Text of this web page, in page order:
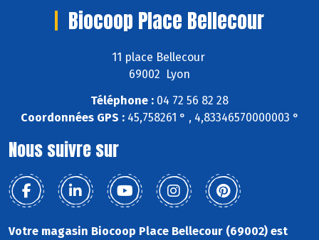
Biocoop Place Bellecour
11 place Bellecour
69002 Lyon
Téléphone : 04 72 56 82 28
Coordonnées GPS :45,758261 ° , 4,83346570000003 °
Nous suivre sur
Votre magasin Biocoop Place Bellecour (69002) est